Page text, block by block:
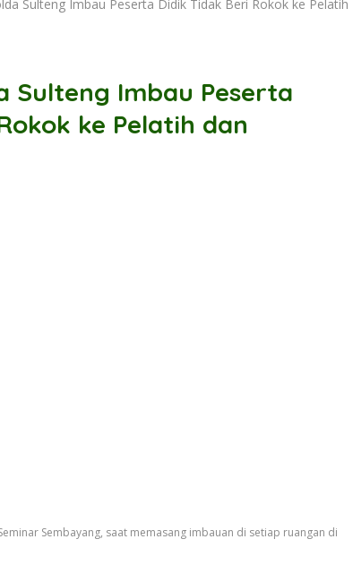
Sulteng Imbau Peserta Didik Tidak Beri Rokok ke Pelatih
Sulteng Imbau Peserta
ke Pelatih dan
Sembayang, saat memasang imbauan di setiap ruangan di